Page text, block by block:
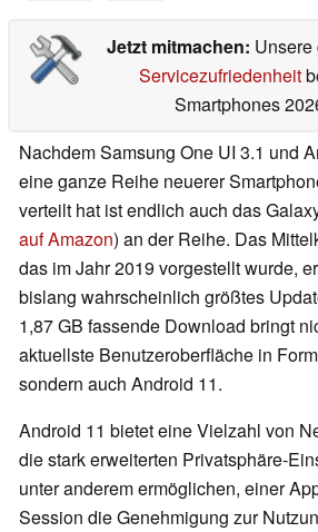
Jetzt mitmachen:
Servicezufriedenheit
Smartphones
Nachdem Samsung One UI 3.1 und
eine ganze Reihe neuerer
verteilt hat ist endlich auch das
auf Amazon) an der Reihe. Das
das im Jahr 2019 vorgestellt wurde,
bislang wahrscheinlich größtes
1,87 GB fassende Download bringt
aktuellste Benutzeroberfläche in
sondern auch Android 11.
Android 11 bietet eine Vielzahl von
die stark erweiterten Privatsphäre-
unter anderem ermöglichen, einer
Session die Genehmigung zur